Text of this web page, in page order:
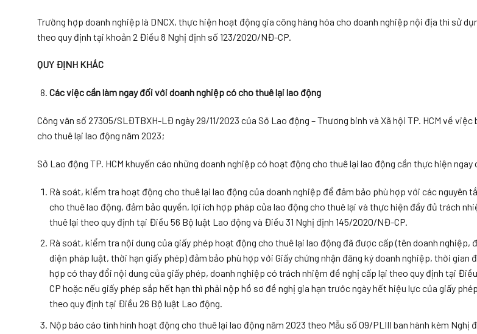
Trường hợp doanh nghiệp là DNCX, thực hiện hoạt động gia công hàng hóa cho doanh nghiệp nội địa thì sử
theo quy định tại khoản 2 Điều 8 Nghị định số 123/2020/NĐ-CP.
QUY ĐỊNH KHÁC
Các việc cần làm ngay đối với doanh nghiệp có cho thuê lại lao động
Công văn số 27305/SLĐTBXH-LĐ ngày 29/11/2023 của Sở Lao động – Thương binh và Xã hội TP. HCM về
cho thuê lại lao động năm 2023;
Sở Lao động TP. HCM khuyến cáo những doanh nghiệp có hoạt động cho thuê lại lao động cần thực hiện ngay
Rà soát, kiểm tra hoạt động cho thuê lại lao động của doanh nghiệp để đảm bảo phù hợp với các nguyên
cho thuê lao động, đảm bảo quyền, lợi ích hợp pháp của lao động cho thuê lại và thực hiện đầy đủ trách
thuê lại theo quy định tại Điều 56 Bộ luật Lao động và Điều 31 Nghị định 145/2020/NĐ-CP.
Rà soát, kiểm tra nội dung của giấy phép hoạt động cho thuê lại lao động đã được cấp (tên doanh nghiệp,
diện pháp luật, thời hạn giấy phép) đảm bảo phù hợp với Giấy chứng nhận đăng ký doanh nghiệp, thời gian
hợp có thay đổi nội dung của giấy phép, doanh nghiệp có trách nhiệm đề nghị cấp lại theo quy định tại
CP hoặc nếu giấy phép sắp hết hạn thì phải nộp hồ sơ đề nghị gia hạn trước ngày hết hiệu lực của giấy
theo quy định tại Điều 26 Bộ luật Lao động.
Nộp báo cáo tình hình hoạt động cho thuê lại lao động năm 2023 theo Mẫu số 09/PLIII ban hành kèm Nghị